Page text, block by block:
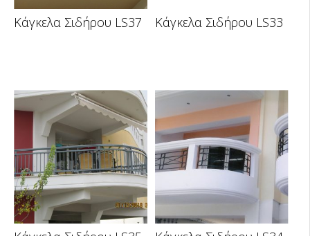
Κάγκελα Σιδήρου LS37 Κάγκελα Σιδήρου LS33